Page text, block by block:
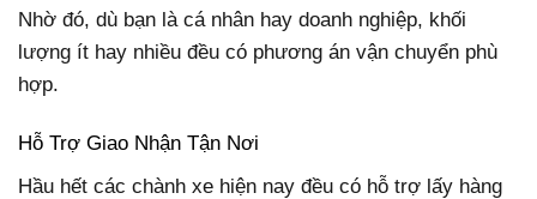
Nhờ đó, dù bạn là cá nhân hay doanh nghiệp, khối
lượng ít hay nhiều đều có phương án vận chuyển phù
hợp.
Hỗ Trợ Giao Nhận Tận Nơi
Hầu hết các chành xe hiện nay đều có hỗ trợ lấy hàng